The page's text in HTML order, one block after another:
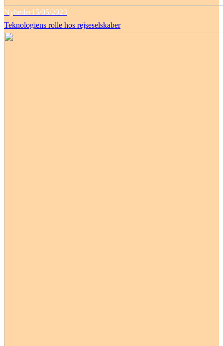
Nyheder15/05/2023
Teknologiens rolle hos rejseselskaber